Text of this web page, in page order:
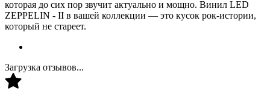
которая до сих пор звучит актуально и мощно. Винил LED
ZEPPELIN - II в вашей коллекции — это кусок рок-истории,
который не стареет.
Загрузка отзывов...